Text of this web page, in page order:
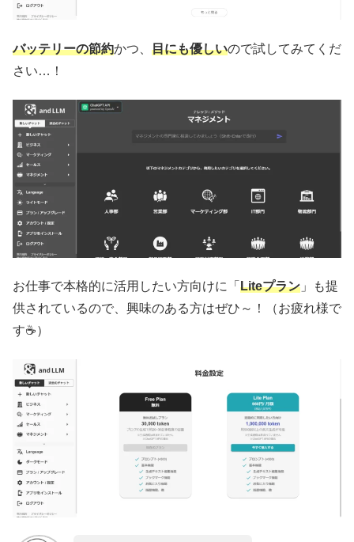
バッテリーの節約かつ、 目にも優しいので試してみてくだ
さい…！
お仕事で本格的に活用したい方向けに「 Liteプラン 」も提
供されているので、興味のある方はぜひ～！（お疲れ様で
す☕）